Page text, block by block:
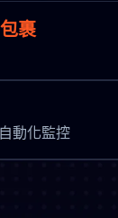
裹
動化監控